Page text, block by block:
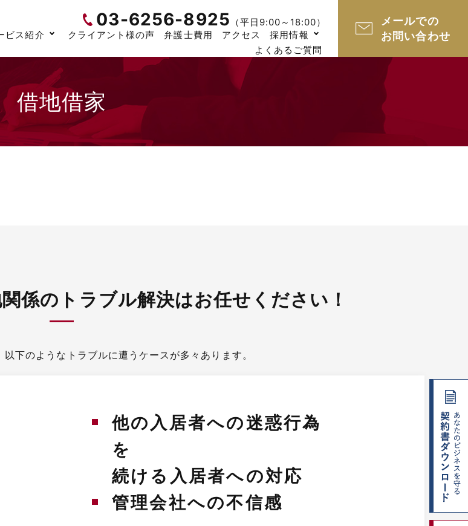
ビス紹介 クライアント様の声 弁護士費用 アクセス
採用情報
よくあるご質問
03-6256-8925 （平日9:00～18:00）
メールでの
お問い合わせ
借地借家
係のトラブル解決はお任せください！
下のようなトラブルに遭うケースが多々あります。
他の入居者への迷惑行為
を
続ける入居者への対応
管理会社への不信感